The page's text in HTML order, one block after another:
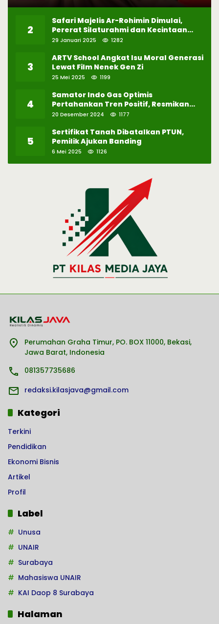
2
Safari Majelis Ar-Rohimin Dimulai,
Pererat Silaturahmi dan Kecintaan
pada Selawat
29 Januari 2025 1282
3
ARTV School Angkat Isu Moral Generasi
Lewat Film Nenek Gen Zi
25 Mei 2025 1199
4
Samator Indo Gas Optimis
Pertahankan Tren Positif, Resmikan
Pabrik Hidrogen ke-57 di Batam
20 Desember 2024 1177
5
Sertifikat Tanah Dibatalkan PTUN,
Pemilik Ajukan Banding
6 Mei 2025 1126
Perumahan Graha Timur, PO. BOX 11000, Bekasi,
Jawa Barat, Indonesia
081357735686
redaksi.kilasjava@gmail.com
Kategori
Terkini
Pendidikan
Ekonomi Bisnis
Artikel
Profil
Label
Unusa
UNAIR
Surabaya
Mahasiswa UNAIR
KAI Daop 8 Surabaya
Halaman